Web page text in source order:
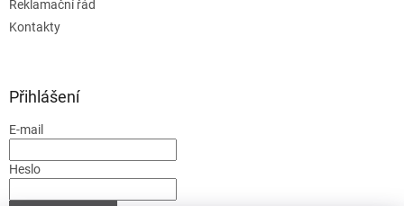
Reklamační řád
Kontakty
Přihlášení
E-mail
Heslo